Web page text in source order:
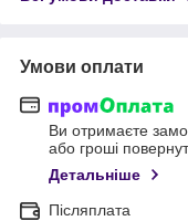
Умови оплати
Ви отримаєте
або гроші
Детальніше
Післяплата